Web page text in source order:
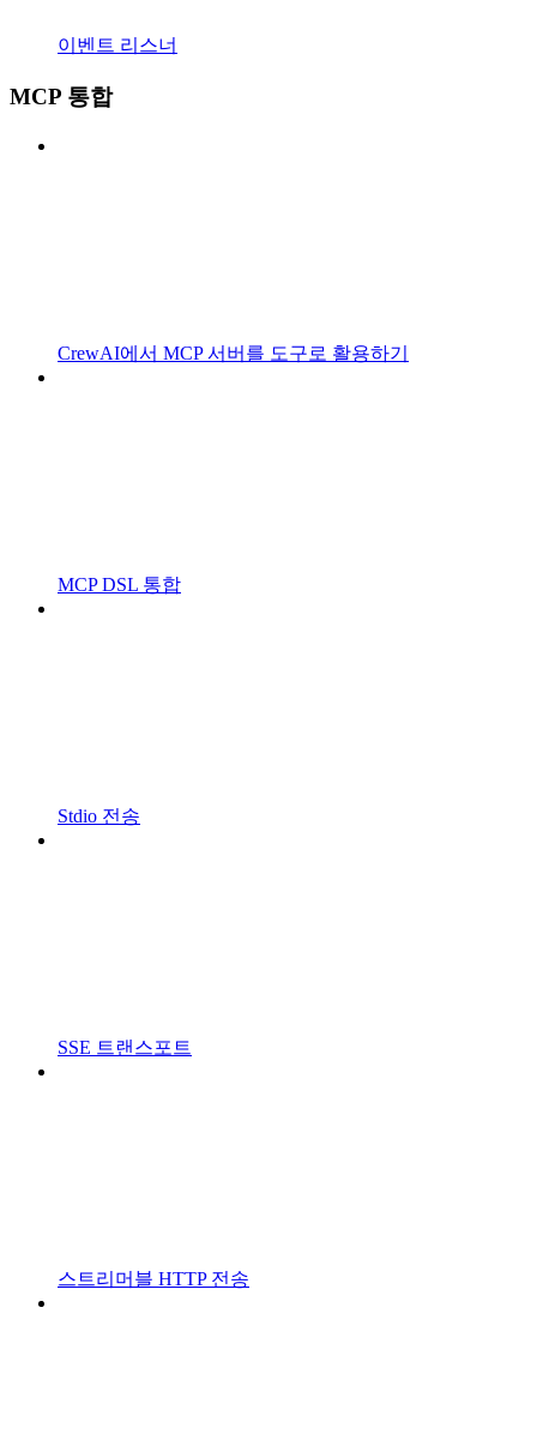
이벤트 리스너
MCP 통합
CrewAI에서 MCP 서버를 도구로 활용하기
MCP DSL 통합
Stdio 전송
SSE 트랜스포트
스트리머블 HTTP 전송